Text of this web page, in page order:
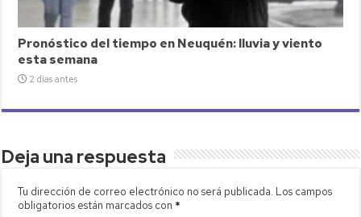
Pronóstico del tiempo en Neuquén: lluvia y viento
esta semana
2 días antes
Deja una respuesta
Tu dirección de correo electrónico no será publicada. Los campos
obligatorios están marcados con *